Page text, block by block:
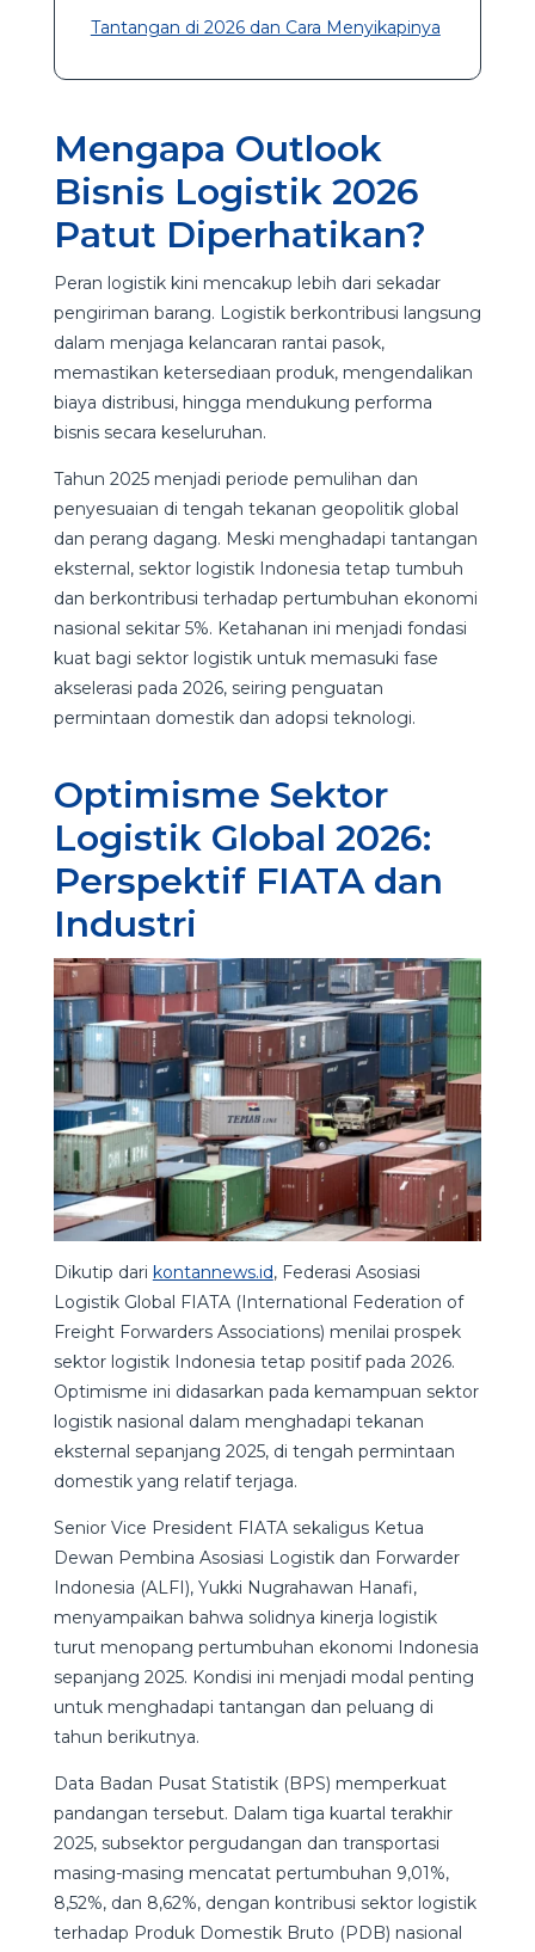
Tantangan di 2026 dan Cara Menyikapinya
Mengapa Outlook
Bisnis Logistik 2026
Patut Diperhatikan?
Peran logistik kini mencakup lebih dari sekadar
pengiriman barang. Logistik berkontribusi langsung
dalam menjaga kelancaran rantai pasok,
memastikan ketersediaan produk, mengendalikan
biaya distribusi, hingga mendukung performa
bisnis secara keseluruhan.
Tahun 2025 menjadi periode pemulihan dan
penyesuaian di tengah tekanan geopolitik global
dan perang dagang. Meski menghadapi tantangan
eksternal, sektor logistik Indonesia tetap tumbuh
dan berkontribusi terhadap pertumbuhan ekonomi
nasional sekitar 5%. Ketahanan ini menjadi fondasi
kuat bagi sektor logistik untuk memasuki fase
akselerasi pada 2026, seiring penguatan
permintaan domestik dan adopsi teknologi.
Optimisme Sektor
Logistik Global 2026:
Perspektif FIATA dan
Industri
Dikutip dari kontannews.id, Federasi Asosiasi
Logistik Global FIATA (International Federation of
Freight Forwarders Associations) menilai prospek
sektor logistik Indonesia tetap positif pada 2026.
Optimisme ini didasarkan pada kemampuan sektor
logistik nasional dalam menghadapi tekanan
eksternal sepanjang 2025, di tengah permintaan
domestik yang relatif terjaga.
Senior Vice President FIATA sekaligus Ketua
Dewan Pembina Asosiasi Logistik dan Forwarder
Indonesia (ALFI), Yukki Nugrahawan Hanafi,
menyampaikan bahwa solidnya kinerja logistik
turut menopang pertumbuhan ekonomi Indonesia
sepanjang 2025. Kondisi ini menjadi modal penting
untuk menghadapi tantangan dan peluang di
tahun berikutnya.
Data Badan Pusat Statistik (BPS) memperkuat
pandangan tersebut. Dalam tiga kuartal terakhir
2025, subsektor pergudangan dan transportasi
masing-masing mencatat pertumbuhan 9,01%,
8,52%, dan 8,62%, dengan kontribusi sektor logistik
terhadap Produk Domestik Bruto (PDB) nasional